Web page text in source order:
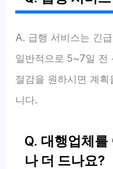
A. 급행 서비스는 긴
일반적으로 5~7일 전
절감을 원하시면 계
니다.
Q. 대행업체
나 더 드나요?